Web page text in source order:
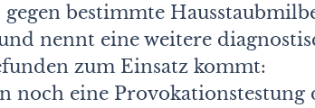
bestimmte
nennt eine weitere
zum Einsatz kommt:
noch eine Provokationstestung